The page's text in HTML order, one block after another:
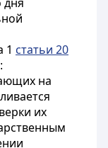
1 статьи 20
на
их